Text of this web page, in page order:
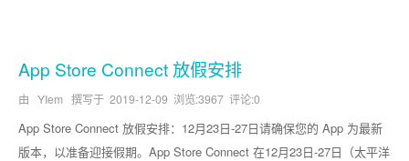
App Store Connect 放假安排
由 YIem 撰写于 2019-12-09 浏览:3967 评论:0
App Store Connect 放假安排：12月23日-27日请确保您的 App 为最新
版本，以准备迎接假期。App Store Connect 在12月23日-27日（太平洋